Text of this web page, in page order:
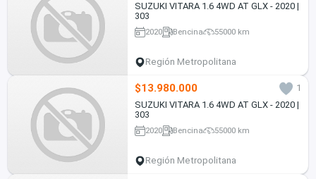
SUZUKI VITARA 1.6 4WD AT GLX - 2020 |
303
2020 Bencina 55000 km
Región Metropolitana
$13.980.000
1
SUZUKI VITARA 1.6 4WD AT GLX - 2020 |
303
2020 Bencina 55000 km
Región Metropolitana